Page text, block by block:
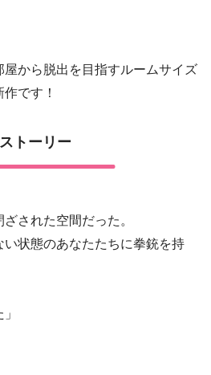
から脱出を目指すルームサイズ
です！
ストーリー
された空間だった。
い状態のあなたたちに拳銃を持